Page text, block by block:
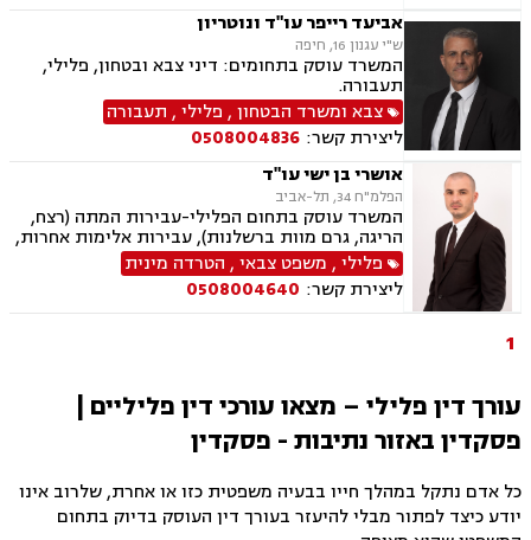
אביעד רייפר עו"ד ונוטריון
ש"י עגנון 16, חיפה
המשרד עוסק בתחומים: דיני צבא ובטחון, פלילי,
תעבורה.
צבא ומשרד הבטחון, פלילי, תעבורה
ליצירת קשר: 0508004836
אושרי בן ישי עו"ד
הפלמ"ח 34, תל-אביב
המשרד עוסק בתחום הפלילי-עבירות המתה (רצח,
הריגה, גרם מוות ברשלנות), עבירות אלימות אחרות,
עבירות רכוש, עבירות סמים, עבירות מין, עבירות
כלכליות, עבירות צווארון לבן ועוד. כמו כן המשרד
עוסק בערעורים פליליים, משפט צבאי, ועדות
שחרורים ועתירות אסירים.
פלילי, משפט צבאי, הטרדה מינית
ליצירת קשר: 0508004640
1
עורך דין פלילי – מצאו עורכי דין פליליים |
פסקדין באזור נתיבות - פסקדין
כל אדם נתקל במהלך חייו בבעיה משפטית כזו או אחרת, שלרוב אינו
יודע כיצד לפתור מבלי להיעזר בעורך דין העוסק בדיוק בתחום